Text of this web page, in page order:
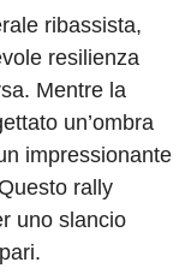
ribassista,
resilienza
Mentre la
un’ombra
impressionante
rally
uno slancio